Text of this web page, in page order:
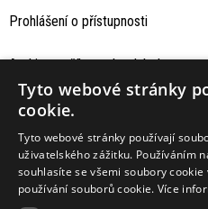
Prohlášení o přístupnosti
Archiv staršího webu Jaboku
Tyto webové stránky
cookie.
Tyto webové stránky používají
uživatelského zážitku. Používáním
souhlasíte se všemi soubory
používání souborů cookie. Více